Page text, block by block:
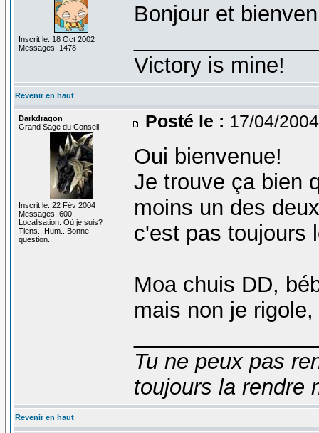
Inscrit le: 18 Oct 2002
Messages: 1478
Bonjour et
Victory is mine!
Revenir en haut
Darkdragon
Grand Sage du Conseil
Inscrit le: 22 Fév 2004
Messages: 600
Localisation: Où je suis?
Tiens...Hum...Bonne
question...
Posté le : 17/04/
Oui bienvenue!
Je trouve ça bien
moins un des
c'est pas toujours
Moa chuis DD,
mais non je
Tu ne peux pas
toujours la rendre
Revenir en haut